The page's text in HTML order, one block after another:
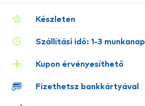
Készleten
Szállítási idő: 1-3 munkanap
Kupon érvényesíthető
Fizethetsz bankkártyával